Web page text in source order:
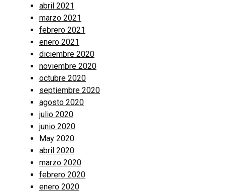
abril 2021
marzo 2021
febrero 2021
enero 2021
diciembre 2020
noviembre 2020
octubre 2020
septiembre 2020
agosto 2020
julio 2020
junio 2020
May 2020
abril 2020
marzo 2020
febrero 2020
enero 2020